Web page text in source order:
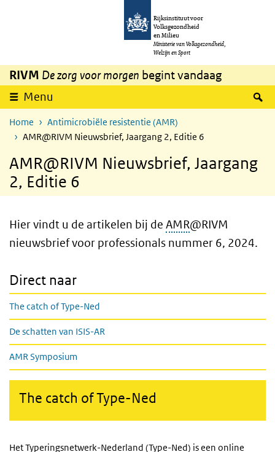
Overslaan en naar de inhoud gaan
Rijksinstituut voor
Volksgezondheid
en Milieu
Ministerie van Volksgezondheid,
Welzijn en Sport
RIVM De zorg voor morgen begint vandaag
Menu
Home
Antimicrobiële resistentie (AMR)
AMR@RIVM Nieuwsbrief, Jaargang 2, Editie 6
AMR@RIVM Nieuwsbrief, Jaargang
2, Editie 6
Hier vindt u de artikelen bij de AMR@RIVM
nieuwsbrief voor professionals nummer 6, 2024.
Direct naar
The catch of Type-Ned
De schatten van ISIS-AR
AMR Symposium
The catch of Type-Ned
Het Typeringsnetwerk-Nederland (Type-Ned) is een online